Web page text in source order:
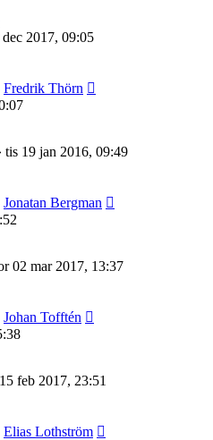
2017, 09:05
Fredrik Thörn
tis 19 jan 2016, 09:49
Jonatan Bergman
02 mar 2017, 13:37
Johan Tofftén
feb 2017, 23:51
Elias Lothström